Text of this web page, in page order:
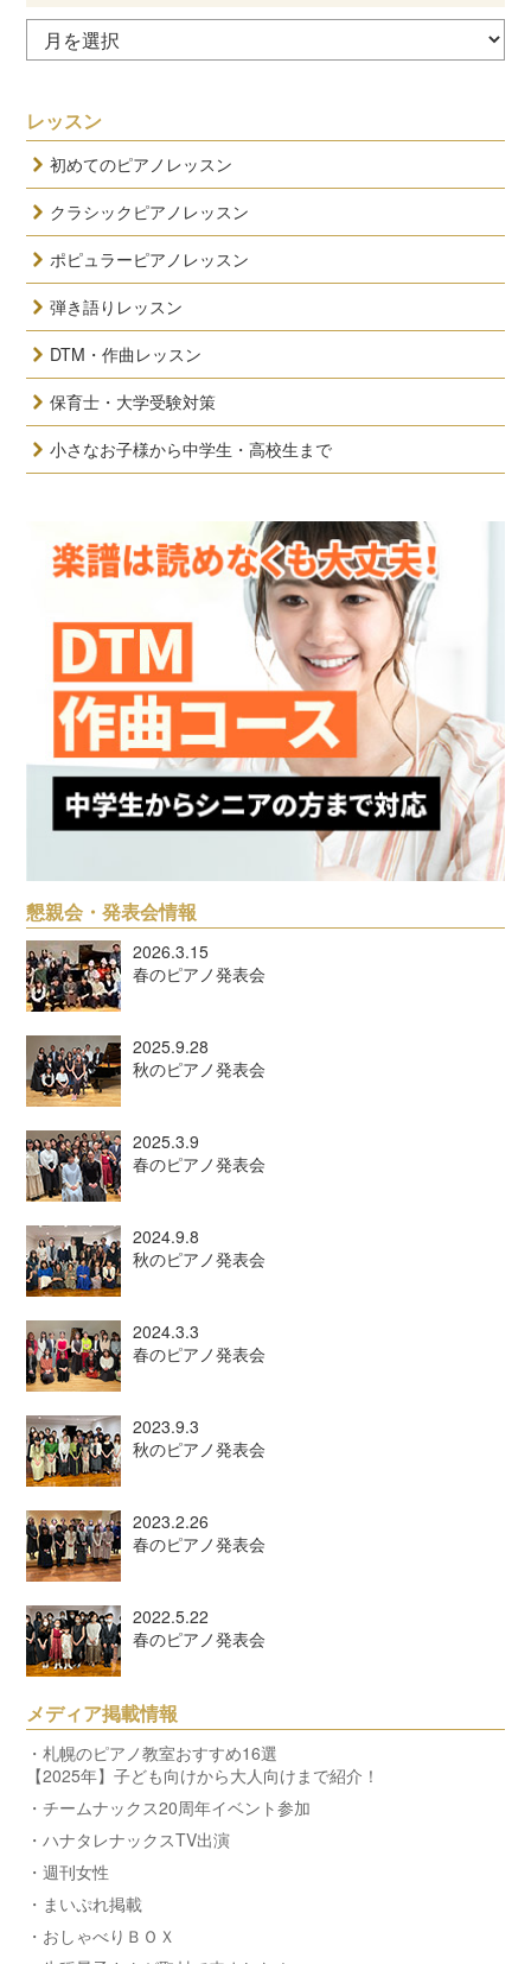
レッスン
初めてのピアノレッスン
クラシックピアノレッスン
ポピュラーピアノレッスン
弾き語りレッスン
DTM・作曲レッスン
保育士・大学受験対策
小さなお子様から中学生・高校生まで
懇親会・発表会情報
2026.3.15
春のピアノ発表会
2025.9.28
秋のピアノ発表会
2025.3.9
春のピアノ発表会
2024.9.8
秋のピアノ発表会
2024.3.3
春のピアノ発表会
2023.9.3
秋のピアノ発表会
2023.2.26
春のピアノ発表会
2022.5.22
春のピアノ発表会
メディア掲載情報
・札幌のピアノ教室おすすめ16選
【2025年】子ども向けから大人向けまで紹介！
・チームナックス20周年イベント参加
・ハナタレナックスTV出演
・週刊女性
・まいぷれ掲載
・おしゃべりＢＯＸ